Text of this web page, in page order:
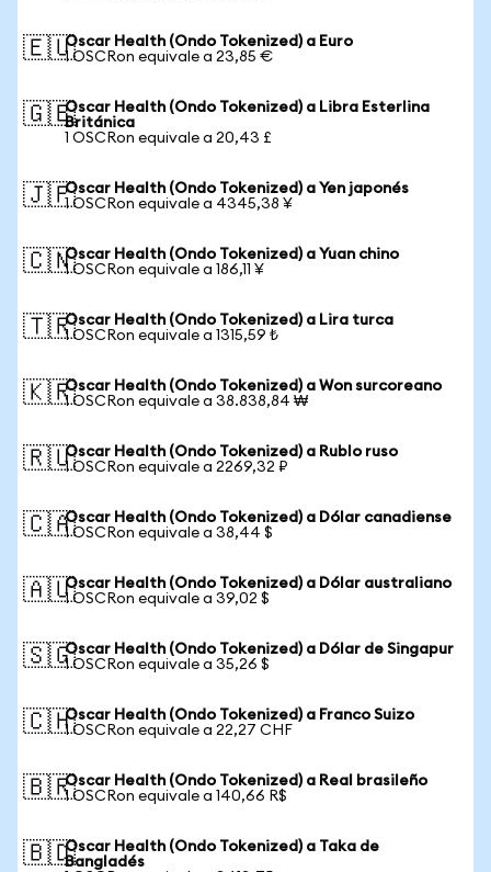
🇪🇺Oscar Health (Ondo Tokenized) a Euro
1 OSCRon equivale a 23,85 €
🇬🇧Oscar Health (Ondo Tokenized) a Libra Esterlina
Británica
1 OSCRon equivale a 20,43 £
🇯🇵Oscar Health (Ondo Tokenized) a Yen japonés
1 OSCRon equivale a 4345,38 ¥
🇨🇳Oscar Health (Ondo Tokenized) a Yuan chino
1 OSCRon equivale a 186,11 ¥
🇹🇷Oscar Health (Ondo Tokenized) a Lira turca
1 OSCRon equivale a 1315,59 ₺
🇰🇷Oscar Health (Ondo Tokenized) a Won surcoreano
1 OSCRon equivale a 38.838,84 ₩
🇷🇺Oscar Health (Ondo Tokenized) a Rublo ruso
1 OSCRon equivale a 2269,32 ₽
🇨🇦Oscar Health (Ondo Tokenized) a Dólar canadiense
1 OSCRon equivale a 38,44 $
🇦🇺Oscar Health (Ondo Tokenized) a Dólar australiano
1 OSCRon equivale a 39,02 $
🇸🇬Oscar Health (Ondo Tokenized) a Dólar de Singapur
1 OSCRon equivale a 35,26 $
🇨🇭Oscar Health (Ondo Tokenized) a Franco Suizo
1 OSCRon equivale a 22,27 CHF
🇧🇷Oscar Health (Ondo Tokenized) a Real brasileño
1 OSCRon equivale a 140,66 R$
🇧🇩Oscar Health (Ondo Tokenized) a Taka de
Bangladés